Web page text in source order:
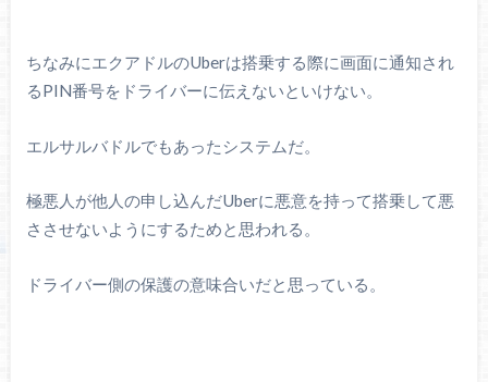
ちなみにエクアドルのUberは搭乗する際に画面に通知され
るPIN番号をドライバーに伝えないといけない。
エルサルバドルでもあったシステムだ。
極悪人が他人の申し込んだUberに悪意を持って搭乗して悪
ささせないようにするためと思われる。
ドライバー側の保護の意味合いだと思っている。